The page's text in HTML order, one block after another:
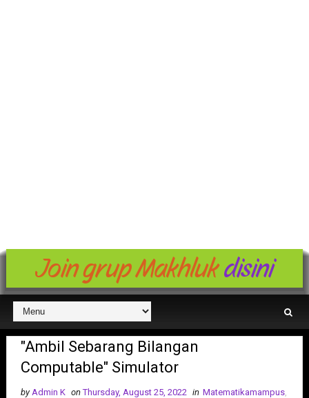
Join grup Makhlukdisini
"Ambil Sebarang Bilangan
Computable" Simulator
by Admin K on Thursday, August 25, 2022 in Matematikamampus,